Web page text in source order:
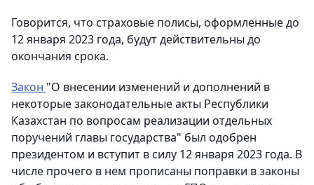
Говорится, что страховые полисы, оформленные до
12 января 2023 года, будут действительны до
окончания срока.
Закон "О внесении изменений и дополнений в
некоторые законодательные акты Республики
Казахстан по вопросам реализации отдельных
поручений главы государства" был одобрен
президентом и вступит в силу 12 января 2023 года. В
числе прочего в нем прописаны поправки в законы